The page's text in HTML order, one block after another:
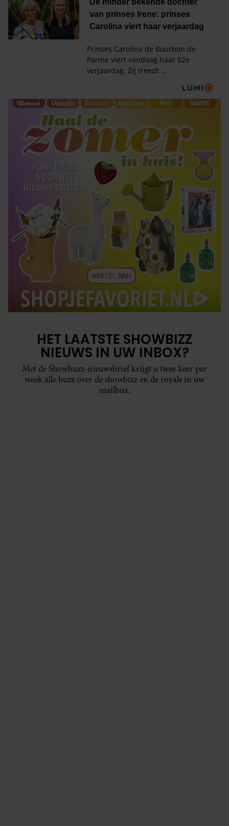
HET LAATSTE SHOWBIZZ
NIEUWS IN UW INBOX?
Met de Showbuzz-nieuwsbrief krijgt u twee keer per
week alle buzz over de showbizz en de royals in uw
mailbox.